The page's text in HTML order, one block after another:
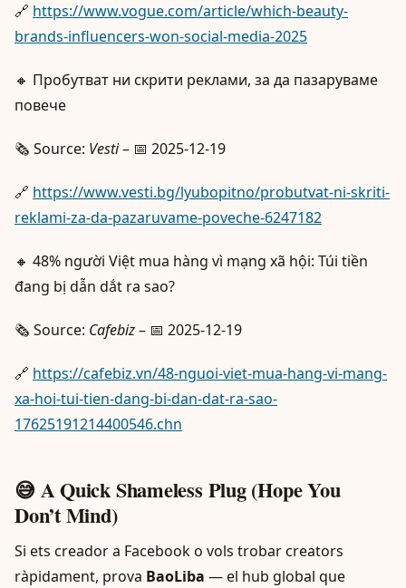
🔗 https://www.vogue.com/article/which-beauty-
brands-influencers-won-social-media-2025
🔸 Пробутват ни скрити реклами, за да пазаруваме
повече
🗞️ Source: Vesti– 📅 2025-12-19
🔗 https://www.vesti.bg/lyubopitno/probutvat-ni-skriti-
reklami-za-da-pazaruvame-poveche-6247182
🔸 48% người Việt mua hàng vì mạng xã hội: Túi tiền
đang bị dẫn dắt ra sao?
🗞️ Source: Cafebiz– 📅 2025-12-19
🔗 https://cafebiz.vn/48-nguoi-viet-mua-hang-vi-mang-
xa-hoi-tui-tien-dang-bi-dan-dat-ra-sao-
17625191214400546.chn
😅 A Quick Shameless Plug (Hope You
Don’t Mind)
Si ets creador a Facebook o vols trobar creators
ràpidament, prova BaoLiba — el hub global que